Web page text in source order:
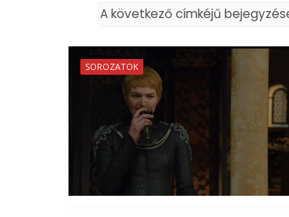
A következő címkéjű
SOROZATOK